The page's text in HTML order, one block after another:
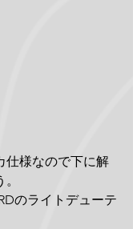
仕様なので下に解
のライトデューテ